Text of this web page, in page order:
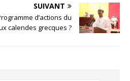
SUIVANT
d’actions du
calendes grecques ?